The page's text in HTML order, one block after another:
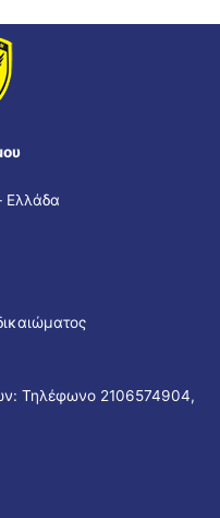
Ελλάδα
Τηλέφωνο 2106574904,